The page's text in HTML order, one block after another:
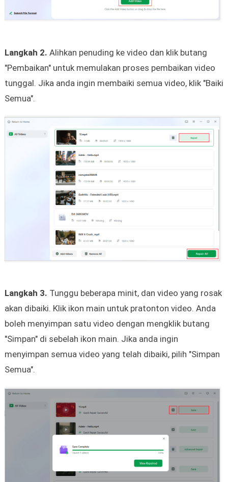
Langkah 2. Alihkan penuding ke video dan klik butang
"Pembaikan" untuk memulakan proses pembaikan video
tunggal. Jika anda ingin membaiki semua video, klik "Baiki
Semua".
Langkah 3. Tunggu beberapa minit, dan video yang rosak
akan dibaiki. Klik ikon main untuk pratonton video. Anda
boleh menyimpan satu video dengan mengklik butang
"Simpan" di sebelah ikon main. Jika anda ingin
menyimpan semua video yang telah dibaiki, pilih "Simpan
Semua".